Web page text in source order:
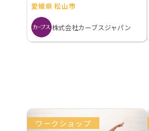
愛媛県 松山市
株式会社カーブスジャパン
ワークショップ